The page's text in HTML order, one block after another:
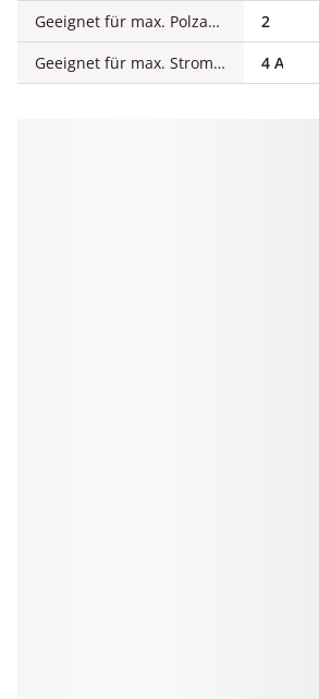
Geeignet für max. Polzahl der Hauptkontakteinheit (gesamt)
2
Geeignet für max. Stromstärke der Hauptkontakteinheit
4 A